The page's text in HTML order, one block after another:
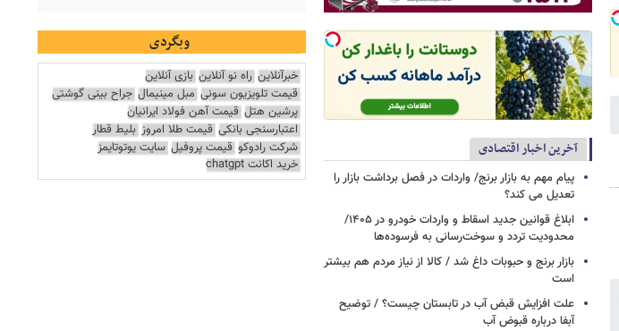
آخرین اخبار اقتصادی
پیام مهم به بازار برنج/ واردات در فصل برداشت بازار را
تعدیل می کند؟
ابلاغ قوانین جدید اسقاط و واردات خودرو در ۱۴۰۵/
محدودیت تردد و سوخت‌رسانی به فرسوده‌ها
بازار برنج و حبوبات داغ شد / کالا از نیاز مردم هم بیشتر
است
علت افزایش قبض آب در تابستان چیست؟ / توضیح
آبفا درباره قبوض آب
وبگردی
خبرآنلاین راه نو آنلاین بازی آنلاین
قیمت تلویزیون سونی مبل مینیمال جراح بینی گوشتی
پرشین هتل قیمت آهن فولاد ایرانیان
اعتبارسنجی بانکی قیمت طلا امروز بلیط قطار
شرکت رادوکو قیمت پروفیل سایت یوتوتایمز
خرید اکانت chatgpt